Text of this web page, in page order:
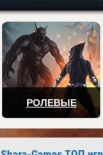
РОЛЕВЫЕ